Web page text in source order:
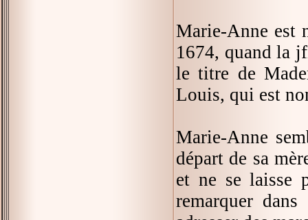
Marie-Anne est
1674, quand la
le titre de
Louis, qui est
Marie-Anne
départ de sa
et ne se laisse
remarquer